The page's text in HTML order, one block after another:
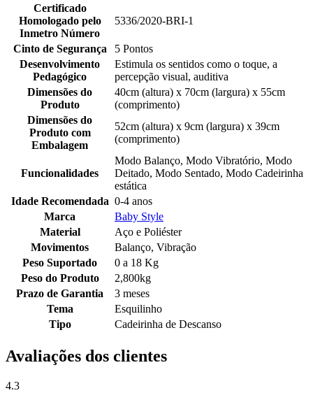
Certificado
Homologado pelo
Inmetro Número
5336/2020-BRI-1
Cinto de Segurança
5 Pontos
Desenvolvimento
Pedagógico
Estimula os sentidos como o toque, a
percepção visual, auditiva
Dimensões do
Produto
40cm (altura) x 70cm (largura) x 55cm
(comprimento)
Dimensões do
Produto com
Embalagem
52cm (altura) x 9cm (largura) x 39cm
(comprimento)
Funcionalidades
Modo Balanço, Modo Vibratório, Modo
Deitado, Modo Sentado, Modo Cadeirinha
estática
Idade Recomendada 0-4 anos
Marca
Baby Style
Material
Aço e Poliéster
Movimentos
Balanço, Vibração
Peso Suportado
0 a 18 Kg
Peso do Produto
2,800kg
Prazo de Garantia
3 meses
Tema
Esquilinho
Tipo
Cadeirinha de Descanso
Avaliações dos clientes
4.3